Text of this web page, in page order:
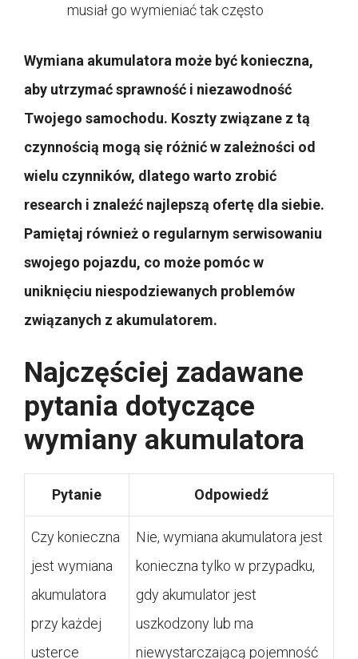
musiał go wymieniać tak często
Wymiana akumulatora może być konieczna,
aby utrzymać sprawność i niezawodność
Twojego samochodu. Koszty związane z tą
czynnością mogą się różnić w zależności od
wielu czynników, dlatego warto zrobić
research i znaleźć najlepszą ofertę dla siebie.
Pamiętaj również o regularnym serwisowaniu
swojego pojazdu, co może pomóc w
uniknięciu niespodziewanych problemów
związanych z akumulatorem.
Najczęściej zadawane
pytania dotyczące
wymiany akumulatora
Pytanie Odpowiedź
Czy konieczna
jest wymiana
akumulatora
przy każdej
usterce
Nie, wymiana akumulatora jest
konieczna tylko w przypadku,
gdy akumulator jest
uszkodzony lub ma
niewystarczającą pojemność